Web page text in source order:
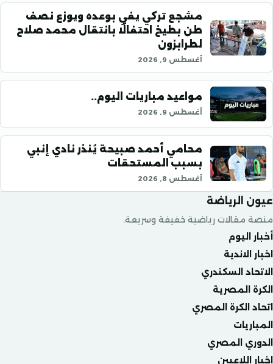
مشجع تركي يفي بوعده ويوزع نصف
طن بطيخ احتفالًا بانتقال محمد صلاح
لطرابزون
أغسطس 9, 2026
مواعيد مباريات اليوم..
أغسطس 9, 2026
محامي أحمد صبيحة يُنذر نادي إنبي
بسبب المستحقات
أغسطس 8, 2026
رياضية خفيفة وسريعة.
السكندري
المصري
المصري